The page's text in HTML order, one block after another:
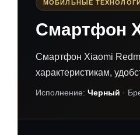
МОБИЛЬНЫЕ
Смартфон
Смартфон Xiaomi
характеристикам,
Исполнение: Черный ·